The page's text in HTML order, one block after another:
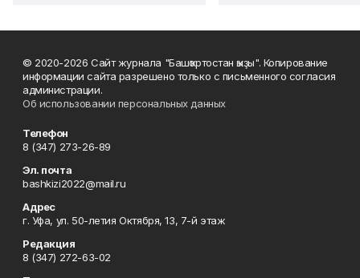
© 2020-2026 Сайт журнала "Башҡортостан ҡыҙы". Копирование
информации сайта разрешено только с письменного согласия
администрации.
Об использовании персональных данных
Телефон
8 (347) 273-26-89
Эл. почта
bashkizi2022@mail.ru
Адрес
г. Уфа, ул. 50-летия Октября, 13, 7-й этаж
Редакция
8 (347) 272-63-02